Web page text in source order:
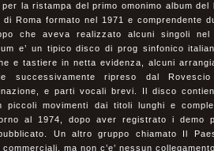
la ristampa del primo omonimo album del
di Roma formato nel 1971 e comprendente
che aveva realizzato alcuni singoli nel
e’ un tipico disco di prog sinfonico
e tastiere in netta evidenza, alcuni
successivamente ripreso dal
e parti vocali brevi. Il disco
piccoli movimenti dai titoli lunghi e
al 1974, dopo aver registrato i demo
Un altro gruppo chiamato Il
ma non c’e’ nessun